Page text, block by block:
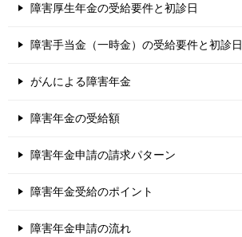
障害厚生年金の受給要件と初診日
障害手当金（一時金）の受給要件と初診日
がんによる障害年金
障害年金の受給額
障害年金申請の請求パターン
障害年金受給のポイント
障害年金申請の流れ